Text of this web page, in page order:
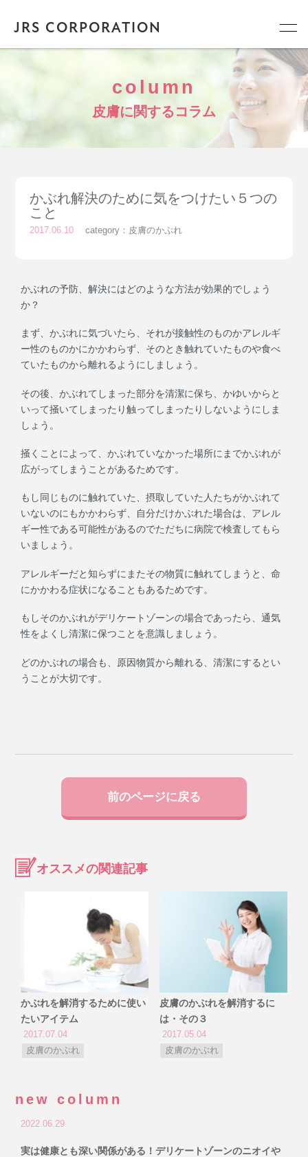
JRS CORPORATION
column
皮膚に関するコラム
かぶれ解決のために気をつけたい５つの
こと
2017.06.10 category： 皮膚のかぶれ
かぶれの予防、解決にはどのような方法が効果的でしょう
か？
まず、かぶれに気づいたら、それが接触性のものかアレルギ
ー性のものかにかかわらず、そのとき触れていたものや食べ
ていたものから離れるようにしましょう。
その後、かぶれてしまった部分を清潔に保ち、かゆいからと
いって掻いてしまったり触ってしまったりしないようにしま
しょう。
掻くことによって、かぶれていなかった場所にまでかぶれが
広がってしまうことがあるためです。
もし同じものに触れていた、摂取していた人たちがかぶれて
いないのにもかかわらず、自分だけかぶれた場合は、アレル
ギー性である可能性があるのでただちに病院で検査してもら
いましょう。
アレルギーだと知らずにまたその物質に触れてしまうと、命
にかかわる症状になることもあるためです。
もしそのかぶれがデリケートゾーンの場合であったら、通気
性をよくし清潔に保つことを意識しましょう。
どのかぶれの場合も、原因物質から離れる、清潔にするとい
うことが大切です。
前のページに戻る
オススメの関連記事
かぶれを解消するために使い
たいアイテム
2017.07.04
皮膚のかぶれ
皮膚のかぶれを解消するに
は・その３
2017.05.04
皮膚のかぶれ
new column
2022.06.29
実は健康とも深い関係がある！デリケートゾーンのニオイや